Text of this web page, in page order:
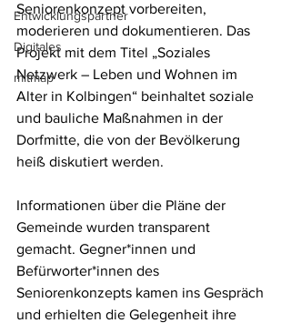
Entwicklungspartner
Digitales
mitmap
Seniorenkonzept vorbereiten,
moderieren und dokumentieren. Das
Projekt mit dem Titel „Soziales
Netzwerk – Leben und Wohnen im
Alter in Kolbingen“ beinhaltet soziale
und bauliche Maßnahmen in der
Dorfmitte, die von der Bevölkerung
heiß diskutiert werden.
Informationen über die Pläne der
Gemeinde wurden transparent
gemacht. Gegner*innen und
Befürworter*innen des
Seniorenkonzepts kamen ins Gespräch
und erhielten die Gelegenheit ihre